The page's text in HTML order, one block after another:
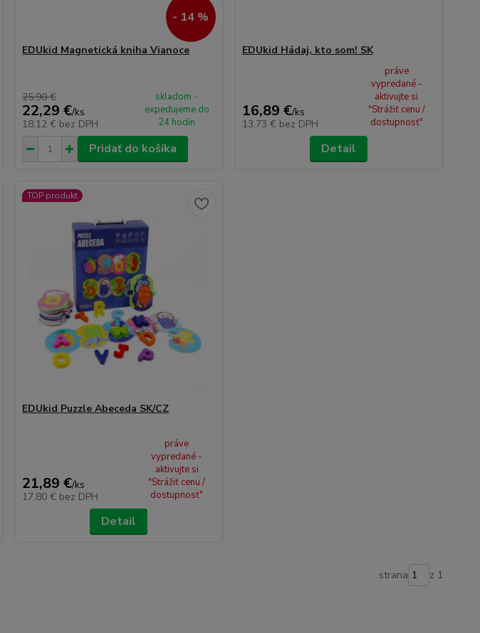
- 14 %
EDUkid Magnetická kniha Vianoce
25,90 €
22,29 €/ks
18,12 € bez DPH
skladom -
expedujeme do
24 hodín
Pridať do košíka
EDUkid Hádaj, kto som! SK
16,89 €/ks
13,73 € bez DPH
práve
vypredané -
aktivujte si
"Strážiť cenu /
dostupnosť"
Detail
TOP produkt
EDUkid Puzzle Abeceda SK/CZ
21,89 €/ks
17,80 € bez DPH
práve
vypredané -
aktivujte si
"Strážiť cenu /
dostupnosť"
Detail
strana z 1